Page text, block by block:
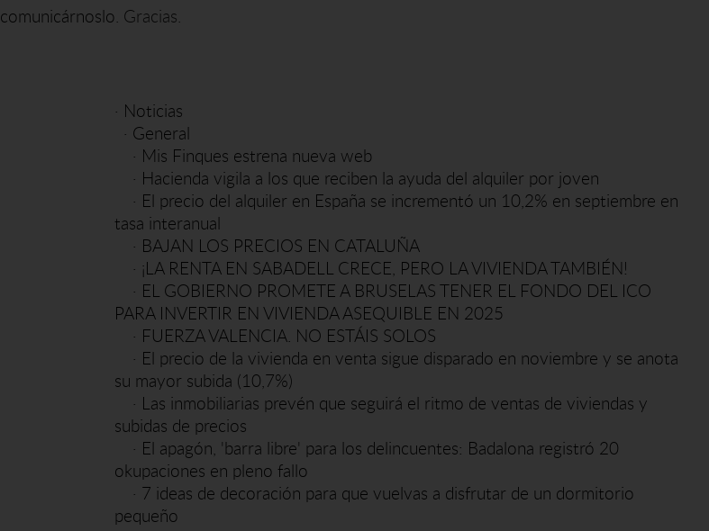
comunicárnoslo. Gracias.
· Noticias
· General
· Mis Finques estrena nueva web
· Hacienda vigila a los que reciben la ayuda del alquiler por joven
· El precio del alquiler en España se incrementó un 10,2% en septiembre en
tasa interanual
· BAJAN LOS PRECIOS EN CATALUÑA
· ¡LA RENTA EN SABADELL CRECE, PERO LA VIVIENDA TAMBIÉN!
· EL GOBIERNO PROMETE A BRUSELAS TENER EL FONDO DEL ICO
PARA INVERTIR EN VIVIENDA ASEQUIBLE EN 2025
· FUERZA VALENCIA. NO ESTÁIS SOLOS
· El precio de la vivienda en venta sigue disparado en noviembre y se anota
su mayor subida (10,7%)
· Las inmobiliarias prevén que seguirá el ritmo de ventas de viviendas y
subidas de precios
· El apagón, 'barra libre' para los delincuentes: Badalona registró 20
okupaciones en pleno fallo
· 7 ideas de decoración para que vuelvas a disfrutar de un dormitorio
pequeño